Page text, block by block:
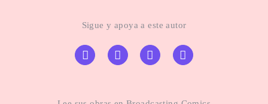
Sigue y apoya a este autor